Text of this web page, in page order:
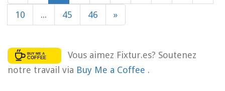
10 ... 45 46 »
Vous aimez Fixtur.es? Soutenez
notre travail via Buy Me a Coffee .